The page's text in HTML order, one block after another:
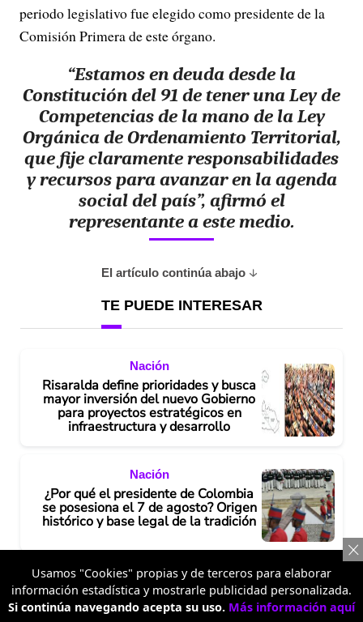
periodo legislativo fue elegido como presidente de la
Comisión Primera de este órgano.
“Estamos en deuda desde la
Constitución del 91 de tener una Ley de
Competencias de la mano de la Ley
Orgánica de Ordenamiento Territorial,
que fije claramente responsabilidades
y recursos para avanzar en la agenda
social del país”, afirmó el
representante a este medio.
El artículo continúa abajo
TE PUEDE INTERESAR
Nación
Risaralda define prioridades y busca
mayor inversión del nuevo Gobierno
para proyectos estratégicos en
infraestructura y desarrollo
Nación
¿Por qué el presidente de Colombia
se posesiona el 7 de agosto? Origen
histórico y base legal de la tradición
Nación
Sale a la luz cómo llegó Gabriela
Muñoz a la Aerocivil y cuál es su
Usamos "Cookies" propias y de terceros para elaborar
información estadística y mostrarle publicidad personalizada.
Si continúa navegando acepta su uso. Más información aquí